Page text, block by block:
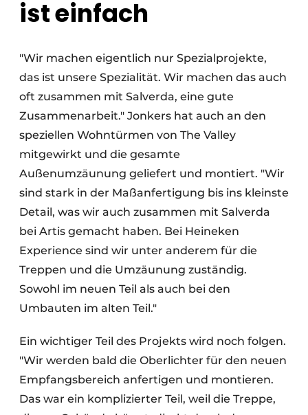
ist einfach
"Wir machen eigentlich nur Spezialprojekte,
das ist unsere Spezialität. Wir machen das auch
oft zusammen mit Salverda, eine gute
Zusammenarbeit." Jonkers hat auch an den
speziellen Wohntürmen von The Valley
mitgewirkt und die gesamte
Außenumzäunung geliefert und montiert. "Wir
sind stark in der Maßanfertigung bis ins kleinste
Detail, was wir auch zusammen mit Salverda
bei Artis gemacht haben. Bei Heineken
Experience sind wir unter anderem für die
Treppen und die Umzäunung zuständig.
Sowohl im neuen Teil als auch bei den
Umbauten im alten Teil."
Ein wichtiger Teil des Projekts wird noch folgen.
"Wir werden bald die Oberlichter für den neuen
Empfangsbereich anfertigen und montieren.
Das war ein komplizierter Teil, weil die Treppe,